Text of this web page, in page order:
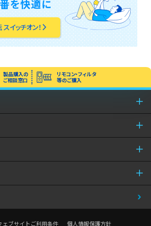
を快適に
イッチオン！ arrow_forward_ios
製品購入の
ご相談窓口
リモコン・フィルタ
等のご購入
ェブサイトご利用条件 個人情報保護方針